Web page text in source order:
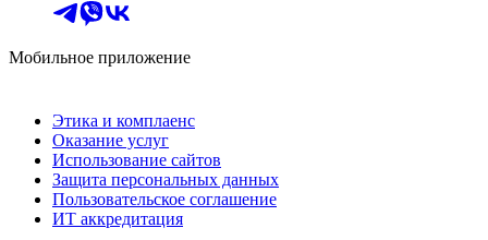
Мобильное приложение
Этика и комплаенс
Оказание услуг
Использование сайтов
Защита персональных данных
Пользовательское соглашение
ИТ аккредитация